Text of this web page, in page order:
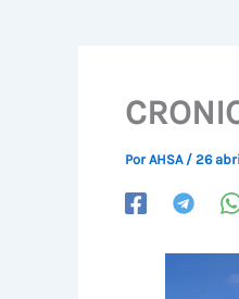
PorAHSA / 26